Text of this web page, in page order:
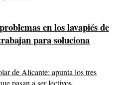
en los lavapiés de
para soluciona